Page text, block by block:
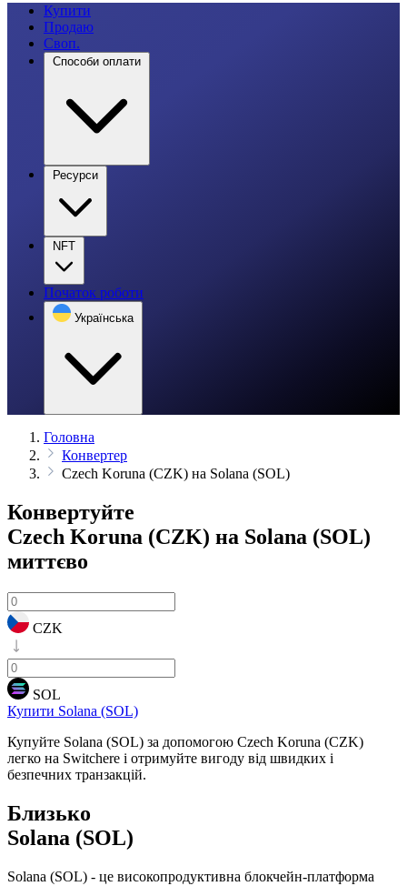
Купити
Продаю
Своп.
Способи оплати
Ресурси
NFT
Початок роботи
Українська
Головна
Конвертер
Czech Koruna (CZK) на Solana (SOL)
Конвертуйте
Czech Koruna (CZK) на Solana (SOL)
миттєво
CZK
SOL
Купити Solana (SOL)
Купуйте Solana (SOL) за допомогою Czech Koruna (CZK)
легко на Switchere і отримуйте вигоду від швидких і
безпечних транзакцій.
Близько
Solana (SOL)
Solana (SOL) - це високопродуктивна блокчейн-платформа